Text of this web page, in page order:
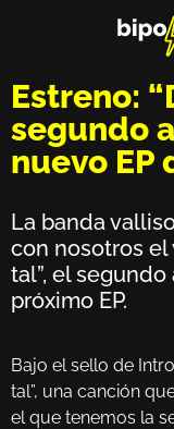
Estreno:
segundo
nuevo EP
La banda
con nosotros el
tal”, el
próximo EP.
Bajo el sello de
tal”, una canción
el que tenemos la